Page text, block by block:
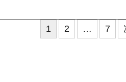
1 2 … 7